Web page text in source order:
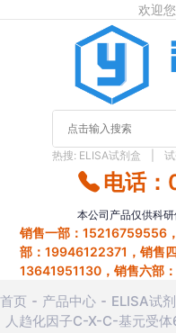
欢迎
热搜: ELISA试剂盒
电话
本公司产品仅供科
销售一部：15216759556
部：19946122371，销售
13641951130，销售六部
首页 产品中心 ELISA试
人趋化因子C-X-C-基元受